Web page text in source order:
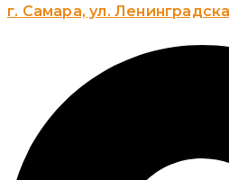
г. Самара, ул.